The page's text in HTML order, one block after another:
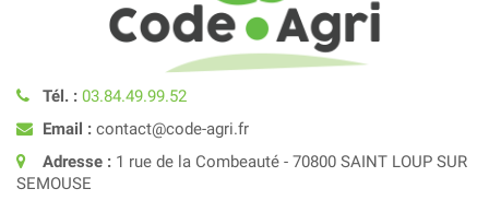
Tél. : 03.84.49.99.52
Email : contact@code-agri.fr
Adresse : 1 rue de la Combeauté - 70800 SAINT LOUP SUR
SEMOUSE